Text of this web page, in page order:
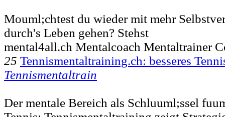
Mouml;chtest du wieder mit mehr
durch's Leben gehen? Stehst
mental4all.ch Mentalcoach Mentaltrainer
25 Tennismentaltraining.ch: besseres
Tennismentaltrain
Der mentale Bereich als Schluuml;ssel